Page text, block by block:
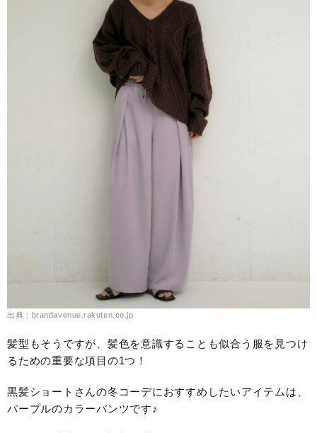
出典：brandavenue.rakuten.co.jp
髪型もそうですが、髪色を意識することも似合う服を見つけ
るための重要な項目の1つ！
黒髪ショートさんの冬コーデにおすすめしたいアイテムは、
パープルのカラーパンツです♪